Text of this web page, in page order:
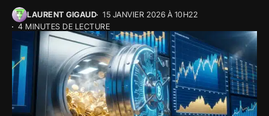
LAURENT GIGAUD
15 JANVIER 2026 À 10H22
4 MINUTES DE LECTURE